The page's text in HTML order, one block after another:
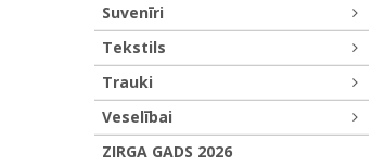
Suvenīri
Tekstils
Trauki
Veselībai
ZIRGA GADS 2026